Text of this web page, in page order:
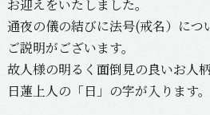
お迎えをいたしました。
通夜の儀の結びに法号(戒名）につ
ご説明がございます。
故人様の明るく面倒見の良いお人
日蓮上人の「日」の字が入ります。